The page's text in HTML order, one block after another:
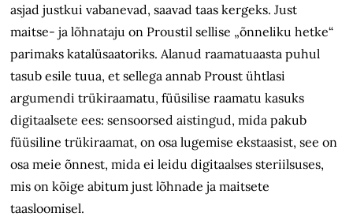
asjad justkui vabanevad, saavad taas kergeks. Just
maitse- ja lõhnataju on Proustil sellise „õnneliku hetke“
parimaks katalüsaatoriks. Alanud raamatuaasta puhul
tasub esile tuua, et sellega annab Proust ühtlasi
argumendi trükiraamatu, füüsilise raamatu kasuks
digitaalsete ees: sensoorsed aistingud, mida pakub
füüsiline trükiraamat, on osa lugemise ekstaasist, see on
osa meie õnnest, mida ei leidu digitaalses steriilsuses,
mis on kõige abitum just lõhnade ja maitsete
taasloomisel.